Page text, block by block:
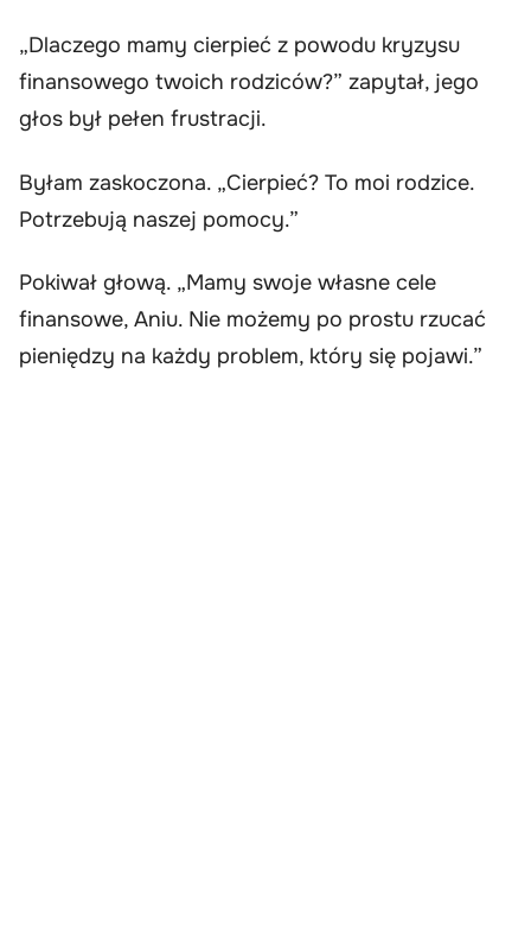
„Dlaczego mamy cierpieć z powodu kryzysu
finansowego twoich rodziców?” zapytał, jego
głos był pełen frustracji.
Byłam zaskoczona. „Cierpieć? To moi rodzice.
Potrzebują naszej pomocy.”
Pokiwał głową. „Mamy swoje własne cele
finansowe, Aniu. Nie możemy po prostu rzucać
pieniędzy na każdy problem, który się pojawi.”